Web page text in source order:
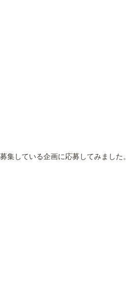
集している企画に応募してみました。